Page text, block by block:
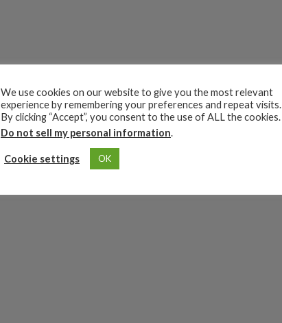
We use cookies on our website to give you the most relevant
experience by remembering your preferences and repeat visits.
By clicking “Accept”, you consent to the use of ALL the cookies.
Do not sell my personal information.
Cookie settings OK